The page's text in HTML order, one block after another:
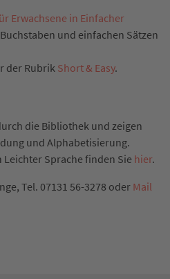
Erwachsene in Einfacher
und einfachen Sätzen
der Rubrik Short & Easy.
die Bibliothek und zeigen
und Alphabetisierung.
Sprache finden Sie hier.
Tel. 07131 56-3278 oder Mail